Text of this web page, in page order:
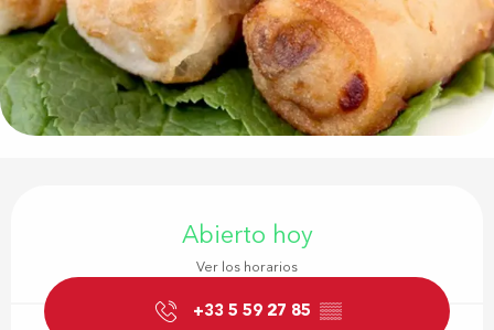
Abierto hoy
Ver los horarios
+33 5 59 27 85 ▒▒